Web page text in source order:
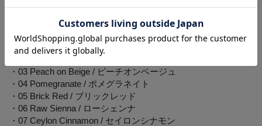
します。
●カラー
・01 Seeking Steady / シーキングステディ
・03 Peach on Beige / ピーチオンベージュ
・04 Pomegranate / ポメグラネイト
・05 Brick Red / ブリックレッド
・06 Raw Sienna / ローシェンナ
・07 Ceylon Cinnamon / セイロンシナモン